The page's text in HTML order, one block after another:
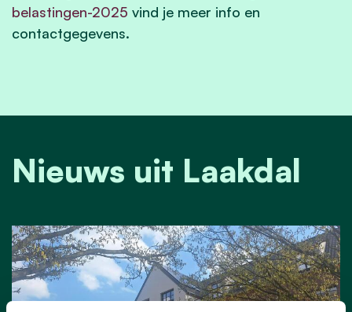
belastingen-2025 vind je meer info en
contactgegevens.
Nieuws uit Laakdal